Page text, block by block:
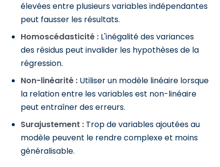
élevées entre plusieurs variables indépendantes
peut fausser les résultats.
Homoscédasticité : L'inégalité des variances
des résidus peut invalider les hypothèses de la
régression.
Non-linéarité : Utiliser un modèle linéaire lorsque
la relation entre les variables est non-linéaire
peut entraîner des erreurs.
Surajustement : Trop de variables ajoutées au
modèle peuvent le rendre complexe et moins
généralisable.